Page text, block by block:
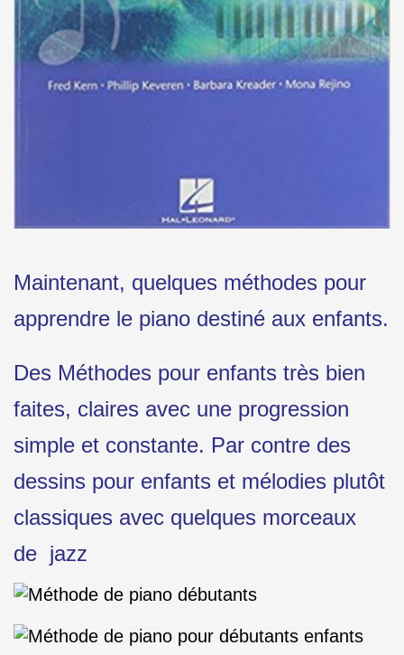
Maintenant, quelques méthodes pour
apprendre le piano destiné aux enfants.
Des Méthodes pour enfants très bien
faites, claires avec une progression
simple et constante. Par contre des
dessins pour enfants et mélodies plutôt
classiques avec quelques morceaux
de jazz